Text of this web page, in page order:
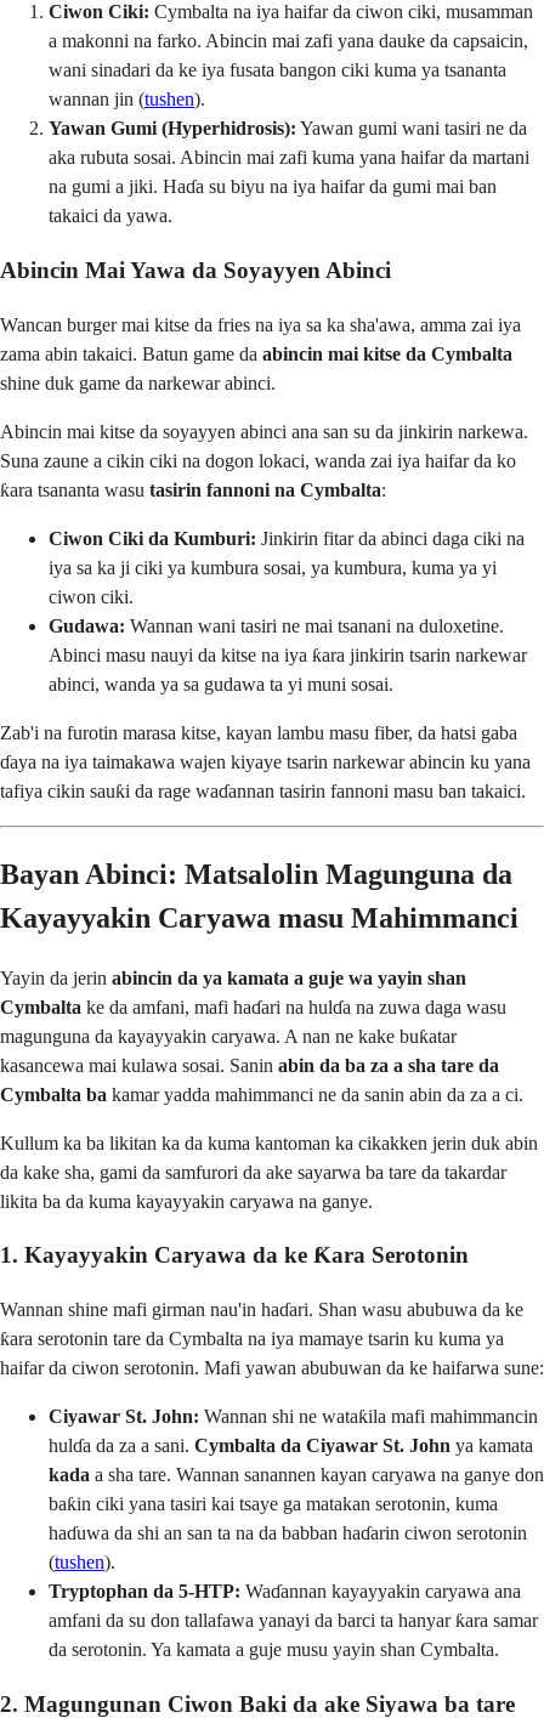
Ciwon Ciki: Cymbalta na iya haifar da ciwon ciki, musamman
a makonni na farko. Abincin mai zafi yana dauke da capsaicin,
wani sinadari da ke iya fusata bangon ciki kuma ya tsananta
wannan jin (tushen).
Yawan Gumi (Hyperhidrosis): Yawan gumi wani tasiri ne da
aka rubuta sosai. Abincin mai zafi kuma yana haifar da martani
na gumi a jiki. Haɗa su biyu na iya haifar da gumi mai ban
takaici da yawa.
Abincin Mai Yawa da Soyayyen Abinci
Wancan burger mai kitse da fries na iya sa ka sha'awa, amma zai iya
zama abin takaici. Batun game da abincin mai kitse da Cymbalta
shine duk game da narkewar abinci.
Abincin mai kitse da soyayyen abinci ana san su da jinkirin narkewa.
Suna zaune a cikin ciki na dogon lokaci, wanda zai iya haifar da ko
ƙara tsananta wasu tasirin fannoni na Cymbalta:
Ciwon Ciki da Kumburi: Jinkirin fitar da abinci daga ciki na
iya sa ka ji ciki ya kumbura sosai, ya kumbura, kuma ya yi
ciwon ciki.
Gudawa: Wannan wani tasiri ne mai tsanani na duloxetine.
Abinci masu nauyi da kitse na iya ƙara jinkirin tsarin narkewar
abinci, wanda ya sa gudawa ta yi muni sosai.
Zab'i na furotin marasa kitse, kayan lambu masu fiber, da hatsi gaba
ɗaya na iya taimakawa wajen kiyaye tsarin narkewar abincin ku yana
tafiya cikin sauƙi da rage waɗannan tasirin fannoni masu ban takaici.
Bayan Abinci: Matsalolin Magunguna da
Kayayyakin Caryawa masu Mahimmanci
Yayin da jerin abincin da ya kamata a guje wa yayin shan
Cymbalta ke da amfani, mafi haɗari na hulɗa na zuwa daga wasu
magunguna da kayayyakin caryawa. A nan ne kake buƙatar
kasancewa mai kulawa sosai. Sanin abin da ba za a sha tare da
Cymbalta ba kamar yadda mahimmanci ne da sanin abin da za a ci.
Kullum ka ba likitan ka da kuma kantoman ka cikakken jerin duk abin
da kake sha, gami da samfurori da ake sayarwa ba tare da takardar
likita ba da kuma kayayyakin caryawa na ganye.
1. Kayayyakin Caryawa da ke Ƙara Serotonin
Wannan shine mafi girman nau'in haɗari. Shan wasu abubuwa da ke
ƙara serotonin tare da Cymbalta na iya mamaye tsarin ku kuma ya
haifar da ciwon serotonin. Mafi yawan abubuwan da ke haifarwa sune:
Ciyawar St. John: Wannan shi ne wataƙila mafi mahimmancin
hulɗa da za a sani. Cymbalta da Ciyawar St. John ya kamata
kada a sha tare. Wannan sanannen kayan caryawa na ganye don
baƙin ciki yana tasiri kai tsaye ga matakan serotonin, kuma
haɗuwa da shi an san ta na da babban haɗarin ciwon serotonin
(tushen).
Tryptophan da 5-HTP: Waɗannan kayayyakin caryawa ana
amfani da su don tallafawa yanayi da barci ta hanyar ƙara samar
da serotonin. Ya kamata a guje musu yayin shan Cymbalta.
2. Magungunan Ciwon Baki da ake Siyawa ba tare